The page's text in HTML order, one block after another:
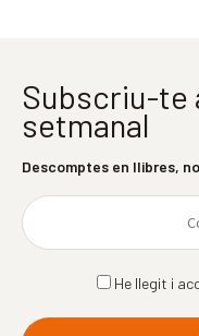
Subscriu-te
setmanal
Descomptes en llibres,
He llegit i